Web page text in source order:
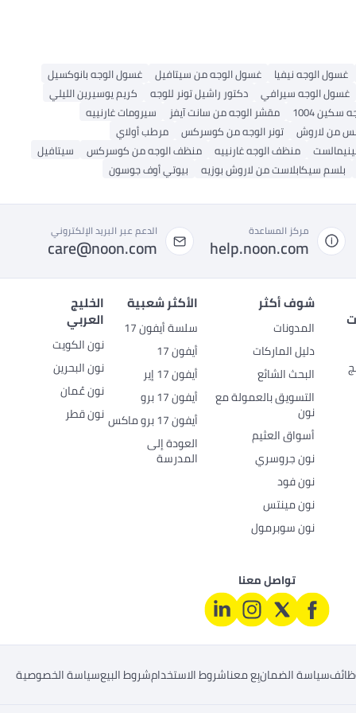
غسول الوجه نيفيا غسول الوجه من سيتافيل
غسول الوجه بانوكسيل
غسول الوجه سيرافي
دكتور راشيل تونر للوجه
كريم يوسيرين الليلي
سكين 1004
مقشر الوجه من سانت آيفز
سيرومات غارنييه
من لاروش
تونر الوجه من كوسركس
مرطب أولاي
منظف ​​الوجه غارنييه منظف ​​الوجه من كوسركس
سيتافيل
بلسم سيكابلاست من لاروش بوزيه
بيوتي أوف جوسون
مركز المساعدة
help.noon.com
الدعم عبر البريد الإلكتروني
care@noon.com
شوف أكثر
المدونات
دليل الماركات
البحث الشائع
التسويق بالعمولة مع
نون
أسواق العثيم
نون جروسري
نون فود
نون مينتس
نون سوبرمول
الأكثر شعبية
سلسة أيفون 17
أيفون 17
أيفون 17 إير
أيفون 17 برو
أيفون 17 برو ماكس
العودة إلى
المدرسة
الخليج
العربي
نون الكويت
نون البحرين
نون عُمان
نون قطر
تواصل معنا
سياسة الضمانبِع معناشروط الاستخدامشروط البيعسياسة الخصوصية